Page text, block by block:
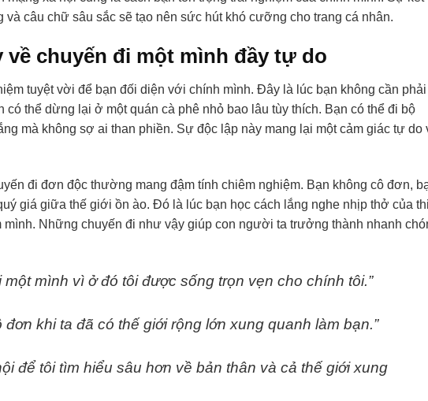
và câu chữ sâu sắc sẽ tạo nên sức hút khó cưỡng cho trang cá nhân.
về chuyến đi một mình đầy tự do
tuyệt vời để bạn đối diện với chính mình. Đây là lúc bạn không cần phải
có thể dừng lại ở một quán cà phê nhỏ bao lâu tùy thích. Bạn có thể đi bộ
mà không sợ ai than phiền. Sự độc lập này mang lại một cảm giác tự do
đi đơn độc thường mang đậm tính chiêm nghiệm. Bạn không cô đơn,
giá giữa thế giới ồn ào. Đó là lúc bạn học cách lắng nghe nhịp thở của
mình. Những chuyến đi như vậy giúp con người ta trưởng thành nhanh
một mình vì ở đó tôi được sống trọn vẹn cho chính tôi.”
đơn khi ta đã có thế giới rộng lớn xung quanh làm bạn.”
để tôi tìm hiểu sâu hơn về bản thân và cả thế giới xung